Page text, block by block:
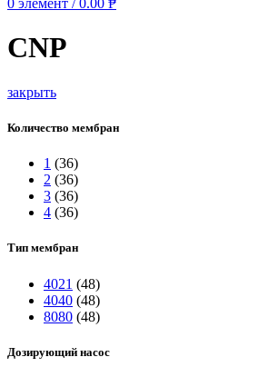
0 элемент / 0.00 ₱
CNP
закрыть
Количество мембран
1 (36)
2 (36)
3 (36)
4 (36)
Тип мембран
4021 (48)
4040 (48)
8080 (48)
Дозирующий насос